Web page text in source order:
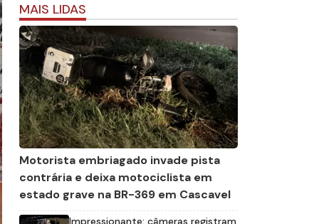
MAIS LIDAS
Motorista embriagado invade pista
contrária e deixa motociclista em
estado grave na BR-369 em Cascavel